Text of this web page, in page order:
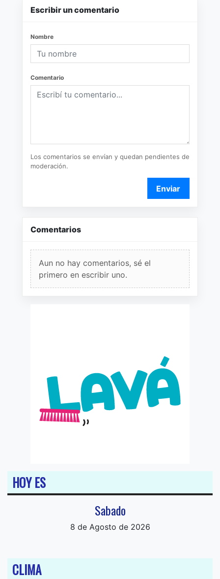
Escribir un comentario
Nombre
Comentario
Los comentarios se envían y quedan pendientes de
moderación.
Enviar
Comentarios
Aun no hay comentarios, sé el
primero en escribir uno.
HOY ES
Sabado
8 de Agosto de 2026
CLIMA